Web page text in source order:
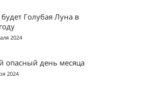
будет Голубая Луна в
2024
опасный день месяца
2024